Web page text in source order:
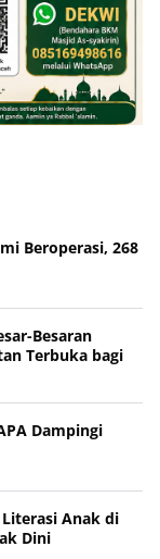
Beroperasi, 268
Besaran
Terbuka bagi
Dampingi
Literasi Anak di
Dini